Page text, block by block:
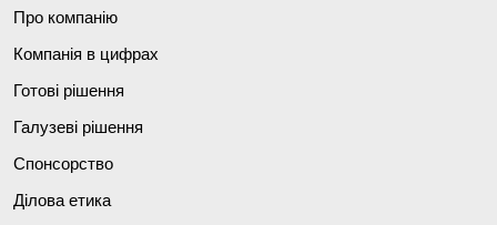
Про компанію
Компанія в цифрах
Готові рішення
Галузеві рішення
Спонсорство
Ділова етика